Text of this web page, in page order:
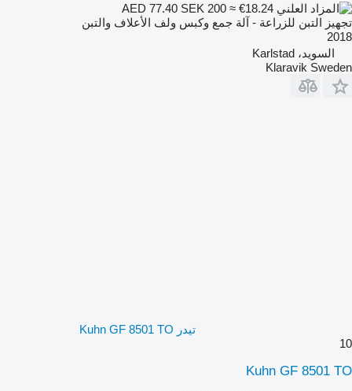
SEK 200 ≈ €18.24
تجهيز التبن للزراعة - آلة جمع وكبس ولف الأعلاف والتبن
2018
السويد، Karlstad
Klaravik Sweden
تيدر Kuhn GF 8501 TO
10
Kuhn GF 8501 TO